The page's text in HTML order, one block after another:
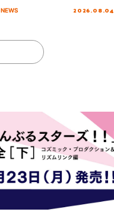
入者特典も解禁！
NEWS 2026.08.04